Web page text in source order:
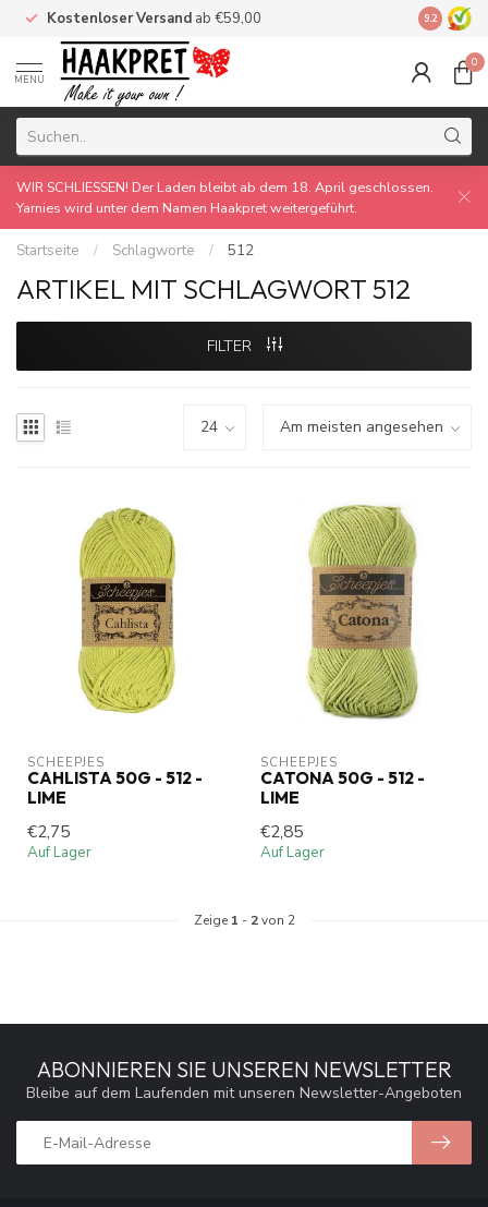
Kostenloser Versand ab €59,00 Made by
9.2
MENU
0
WIR SCHLIESSEN! Der Laden bleibt ab dem 18. April geschlossen.
Yarnies wird unter dem Namen Haakpret weitergeführt.
Startseite / Schlagworte / 512
ARTIKEL MIT SCHLAGWORT 512
FILTER
SCHEEPJES
CAHLISTA 50G - 512 -
LIME
€2,75
Auf Lager
SCHEEPJES
CATONA 50G - 512 -
LIME
€2,85
Auf Lager
Zeige 1 - 2von 2
ABONNIEREN SIE UNSEREN NEWSLETTER
Bleibe auf dem Laufenden mit unseren Newsletter-Angeboten